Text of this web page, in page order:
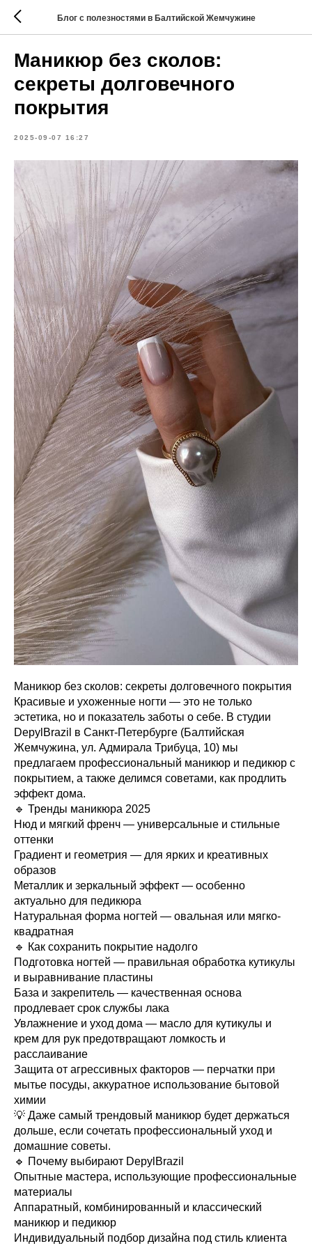
Блог с полезностями в Балтийской Жемчужине
Маникюр без сколов:
секреты долговечного
покрытия
2025-09-07 16:27
Маникюр без сколов: секреты долговечного покрытия
Красивые и ухоженные ногти — это не только
эстетика, но и показатель заботы о себе. В студии
DepylBrazil в Санкт-Петербурге (Балтийская
Жемчужина, ул. Адмирала Трибуца, 10) мы
предлагаем профессиональный маникюр и педикюр с
покрытием, а также делимся советами, как продлить
эффект дома.
🔹 Тренды маникюра 2025
Нюд и мягкий френч — универсальные и стильные
оттенки
Градиент и геометрия — для ярких и креативных
образов
Металлик и зеркальный эффект — особенно
актуально для педикюра
Натуральная форма ногтей — овальная или мягко-
квадратная
🔹 Как сохранить покрытие надолго
Подготовка ногтей — правильная обработка кутикулы
и выравнивание пластины
База и закрепитель — качественная основа
продлевает срок службы лака
Увлажнение и уход дома — масло для кутикулы и
крем для рук предотвращают ломкость и
расслаивание
Защита от агрессивных факторов — перчатки при
мытье посуды, аккуратное использование бытовой
химии
💡 Даже самый трендовый маникюр будет держаться
дольше, если сочетать профессиональный уход и
домашние советы.
🔹 Почему выбирают DepylBrazil
Опытные мастера, использующие профессиональные
материалы
Аппаратный, комбинированный и классический
маникюр и педикюр
Индивидуальный подбор дизайна под стиль клиента